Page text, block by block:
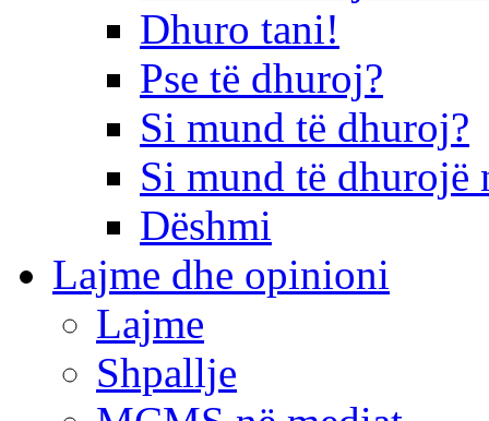
Dhuro tani!
Pse të dhuroj?
Si mund të dhuroj?
Si mund të dhurojë
Dëshmi
Lajme dhe opinioni
Lajme
Shpallje